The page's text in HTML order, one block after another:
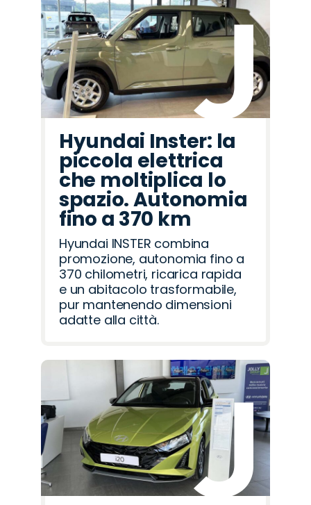
Hyundai Inster: la
piccola elettrica
che moltiplica lo
spazio. Autonomia
fino a 370 km
Hyundai INSTER combina
promozione, autonomia fino a
370 chilometri, ricarica rapida
e un abitacolo trasformabile,
pur mantenendo dimensioni
adatte alla città.